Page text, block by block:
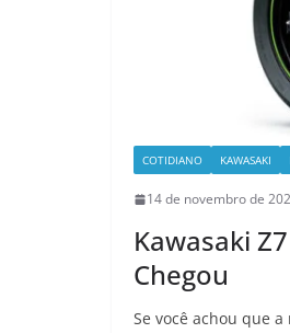
COTIDIANO KAWASAKI
14 de novembro de
Kawasaki
Chegou
Se você achou que